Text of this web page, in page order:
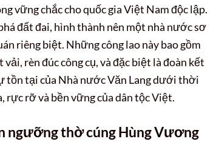
vững chắc cho quốc gia Việt Nam độc lập.
đất đai, hình thành nên một nhà nước sơ
riêng biệt. Những công lao này bao gồm
rèn đúc công cụ, và đặc biệt là đoàn kết
tồn tại của Nhà nước Văn Lang dưới thời
rực rỡ và bền vững của dân tộc Việt.
ngưỡng thờ cúng Hùng Vương